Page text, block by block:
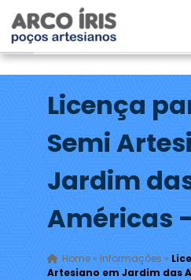
Licença
Semi
Jardim
Américas
Home» Informações »
Artesiano em Jardim das